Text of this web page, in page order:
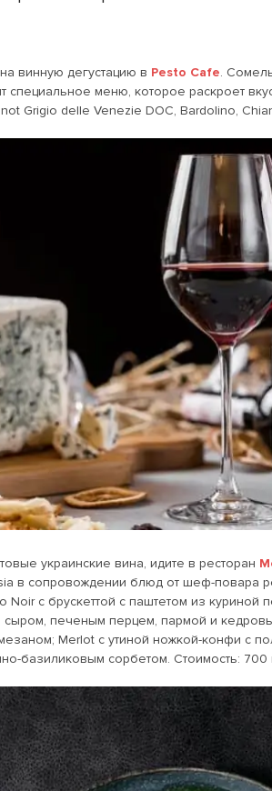
винную дегустацию в Pesto Cafe.
специальное меню, которое раскроет
Grigio delle Venezie DOC, Bardolino,
украинские вина, идите в ресторан
в сопровождении блюд от шеф-повара
Noir с брускеттой с паштетом из
сыром, печеным перцем, пармой и
Merlot с утиной ножкой-конфи с
базиликовым сорбетом. Стоимость: 700